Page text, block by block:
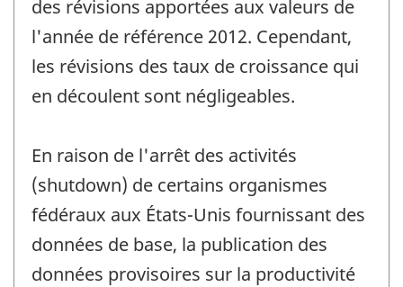
des révisions apportées aux valeurs de
l'année de référence 2012. Cependant,
les révisions des taux de croissance qui
en découlent sont négligeables.
En raison de l'arrêt des activités
(shutdown) de certains organismes
fédéraux aux États-Unis fournissant des
données de base, la publication des
données provisoires sur la productivité